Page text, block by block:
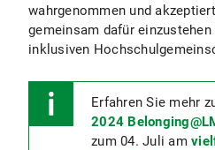
wahrgenommen und
gemeinsam dafür
inklusiven
Erfahren Sie mehr
2024
zum 04. Juli am